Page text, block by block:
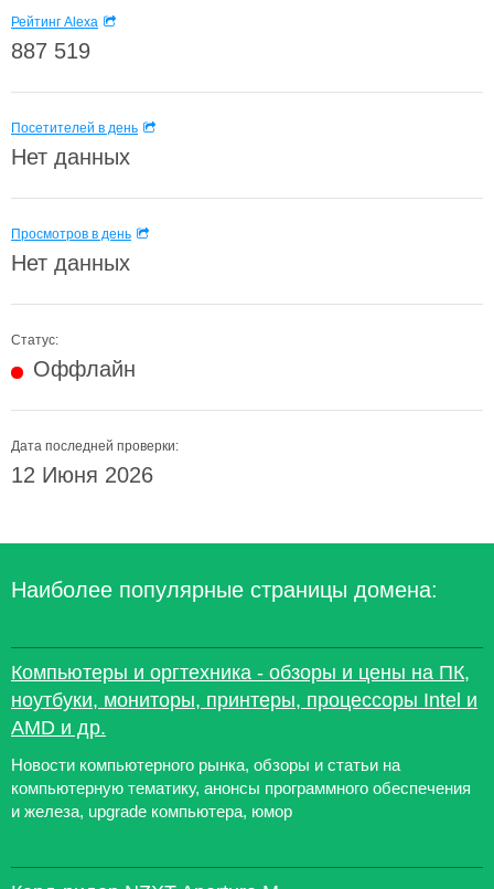
Рейтинг Alexa
887 519
Посетителей в день
Нет данных
Просмотров в день
Нет данных
Статус:
Оффлайн
Дата последней проверки:
12 Июня 2026
Наиболее популярные страницы домена:
Компьютеры и оргтехника - обзоры и цены на ПК,
ноутбуки, мониторы, принтеры, процессоры Intel и
AMD и др.
Новости компьютерного рынка, обзоры и статьи на
компьютерную тематику, анонсы программного обеспечения
и железа, upgrade компьютера, юмор